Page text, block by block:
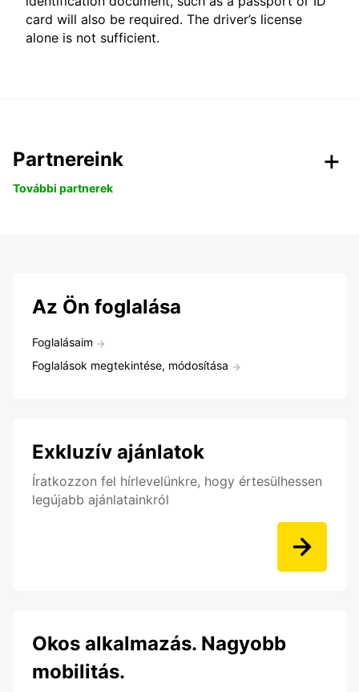
card will also be required. The driver’s license
alone is not sufficient.
Partnereink
További partnerek
Az Ön foglalása
Foglalásaim
Foglalások megtekintése, módosítása
Exkluzív ajánlatok
Íratkozzon fel hírlevelünkre, hogy értesülhessen
legújabb ajánlatainkról
Okos alkalmazás. Nagyobb
mobilitás.